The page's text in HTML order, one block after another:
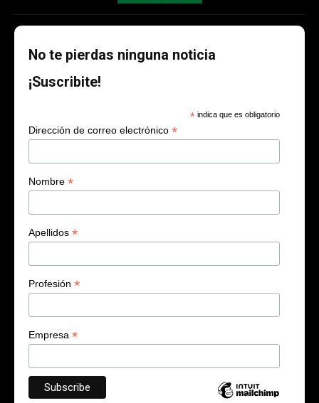
No te pierdas ninguna noticia
¡Suscribite!
* indica que es obligatorio
Dirección de correo electrónico *
Nombre *
Apellidos *
Profesión *
Empresa *